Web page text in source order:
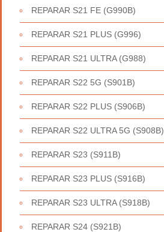
REPARAR S21 FE (G990B)
REPARAR S21 PLUS (G996)
REPARAR S21 ULTRA (G988)
REPARAR S22 5G (S901B)
REPARAR S22 PLUS (S906B)
REPARAR S22 ULTRA 5G (S908B)
REPARAR S23 (S911B)
REPARAR S23 PLUS (S916B)
REPARAR S23 ULTRA (S918B)
REPARAR S24 (S921B)